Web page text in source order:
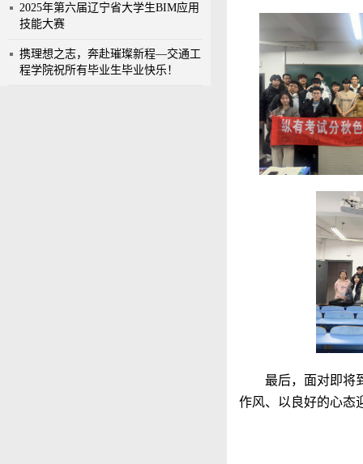
2025年第六届辽宁省大学生BIM应用
技能大赛
携理想之志，奔赴璀璨新程—交通工
程学院祝所有毕业生毕业快乐！
最后，面对即将
作风、以良好的心态